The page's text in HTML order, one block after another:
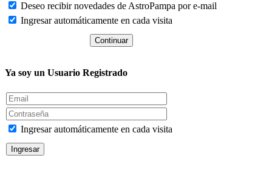
Deseo recibir novedades de AstroPampa por e-mail
Ingresar automáticamente en cada visita
Ya soy un Usuario Registrado
Ingresar automáticamente en cada visita